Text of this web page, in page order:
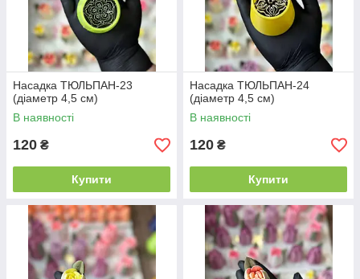
Насадка ТЮЛЬПАН-23
(діаметр 4,5 см)
В наявності
120 ₴
Купити
Насадка ТЮЛЬПАН-24
(діаметр 4,5 см)
В наявності
120 ₴
Купити